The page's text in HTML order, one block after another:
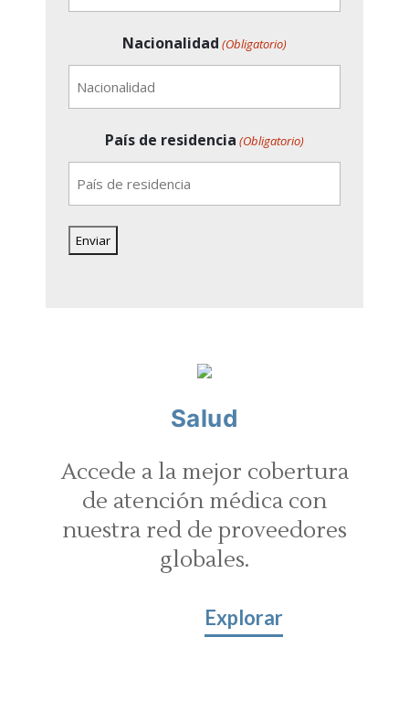
Nacionalidad (Obligatorio)
País de residencia (Obligatorio)
Salud
Accede a la mejor cobertura
de atención médica con
nuestra red de proveedores
globales.
Explorar